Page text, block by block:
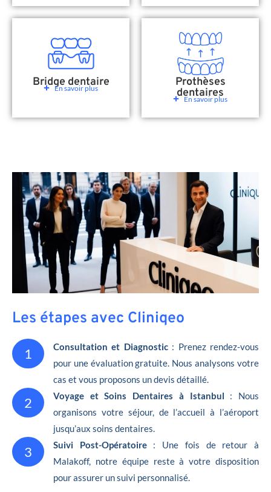
Bridge dentaire
En savoir plus Prothèses
dentaires
En savoir plus
Les étapes avec Cliniqeo
1 Consultation et Diagnostic: Prenez rendez-vous
pour une évaluation gratuite. Nous analysons votre
cas et vous proposons un devis détaillé.
2 Voyage et Soins Dentaires à Istanbul : Nous
organisons votre séjour, de l’accueil à l’aéroport
jusqu’aux soins dentaires.
3 Suivi Post-Opératoire : Une fois de retour à
Malakoff, notre équipe reste à votre disposition
pour assurer un suivi personnalisé.